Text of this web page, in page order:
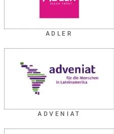
ADLER
ADVENIAT